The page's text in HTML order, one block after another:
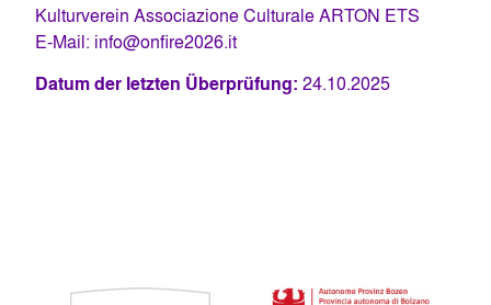
Kulturverein Associazione Culturale ARTON ETS
E-Mail: info@onfire2026.it
Datum der letzten Überprüfung: 24.10.2025